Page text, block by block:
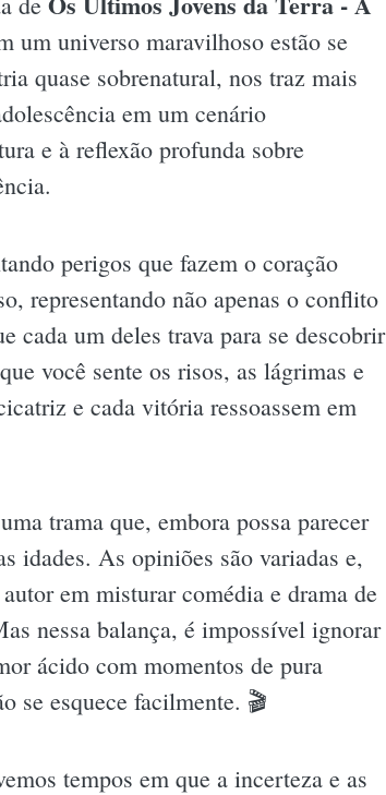
um universo maravilhoso estão se
quase sobrenatural, nos traz mais
em um cenário
e à reflexão profunda sobre
perigos que fazem o coração
representando não apenas o conflito
cada um deles trava para se descobrir
você sente os risos, as lágrimas e
e cada vitória ressoassem em
trama que, embora possa parecer
idades. As opiniões são variadas e,
em misturar comédia e drama de
nessa balança, é impossível ignorar
ácido com momentos de pura
se esquece facilmente. 🎬
tempos em que a incerteza e as